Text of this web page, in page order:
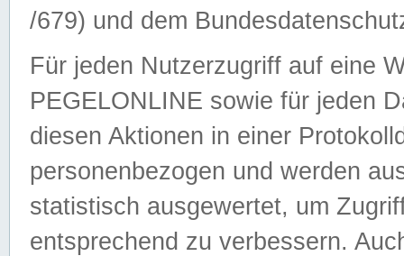
/679) und dem
Für jeden Nutzerzugriff auf eine
PEGELONLINE sowie für jeden
diesen Aktionen in einer
personenbezogen und werden
statistisch ausgewertet, um
entsprechend zu verbessern.